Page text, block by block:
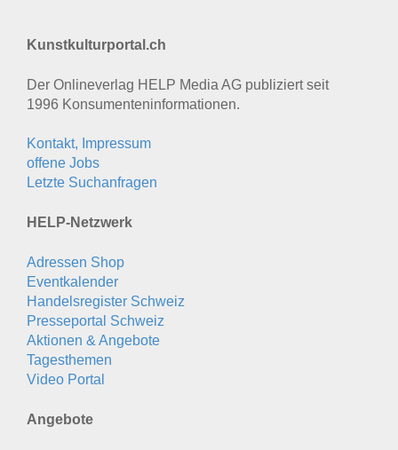
Kunstkulturportal.ch
Der Onlineverlag HELP Media AG publiziert seit
1996 Konsumenten­informationen.
Kontakt, Impressum
offene Jobs
Letzte Suchanfragen
HELP-Netzwerk
Adressen Shop
Eventkalender
Handelsregister Schweiz
Presseportal Schweiz
Aktionen & Angebote
Tagesthemen
Video Portal
Angebote